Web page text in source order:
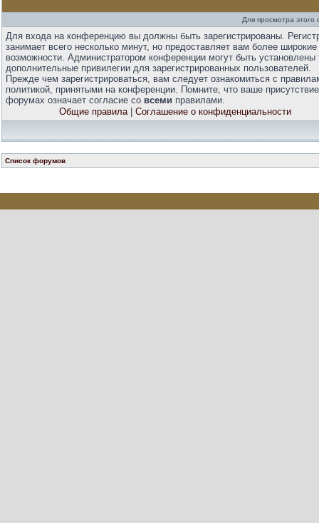
Для просмотра
Для входа на конференцию вы должны быть зарегистрированы.
занимает всего несколько минут, но предоставляет вам более широкие
возможности. Администратором конференции могут быть установлены
дополнительные привилегии для зарегистрированных пользователей.
Прежде чем зарегистрироваться, вам следует ознакомиться с
политикой, принятыми на конференции. Помните, что ваше
форумах означает согласие со всеми правилами.
Общие правила| Соглашение о конфиденциальности
Список форумов